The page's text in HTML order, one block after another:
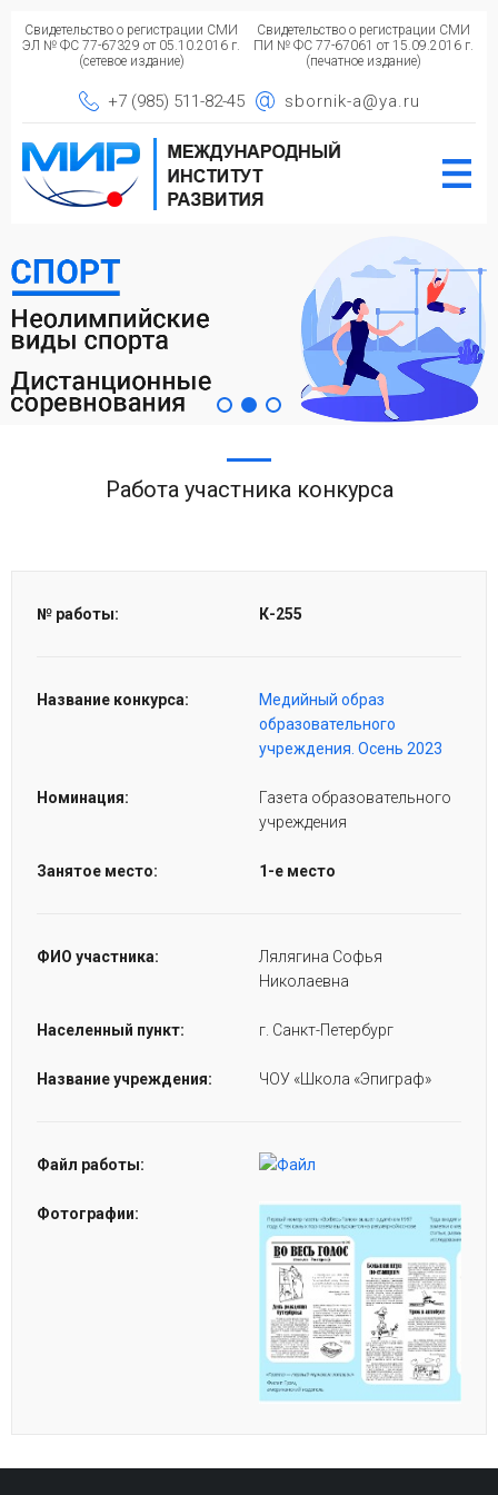
Свидетельство о регистрации СМИ
ЭЛ № ФС 77-67329 от 05.10.2016 г.
(сетевое издание)
Свидетельство о регистрации СМИ
ПИ № ФС 77-67061 от 15.09.2016 г.
(печатное издание)
+7 (985) 511-82-45 sbornik-a@ya.ru
Работа участника конкурса
№ работы: К-255
Название конкурса:
Медийный образ
образовательного
учреждения. Осень 2023
Номинация:
Газета образовательного
учреждения
Занятое место: 1-е место
ФИО участника:
Лялягина Софья
Николаевна
Населенный пункт: г. Санкт-Петербург
Название учреждения: ЧОУ «Школа «Эпиграф»
Файл работы:
Фотографии: